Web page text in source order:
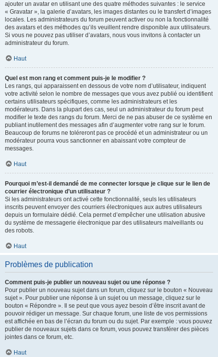
ajouter un avatar en utilisant une des quatre méthodes suivantes : le service
« Gravatar », la galerie d’avatars, les images distantes ou le transfert d’images
locales. Les administrateurs du forum peuvent activer ou non la fonctionnalité
des avatars et des méthodes qu’ils veuillent rendre disponible aux utilisateurs.
Si vous ne pouvez pas utiliser d’avatars, nous vous invitons à contacter un
administrateur du forum.
Haut
Quel est mon rang et comment puis-je le modifier ?
Les rangs, qui apparaissent en dessous de votre nom d’utilisateur, indiquent
votre activité selon le nombre de messages que vous avez publié ou identifient
certains utilisateurs spécifiques, comme les administrateurs et les
modérateurs. Dans la plupart des cas, seul un administrateur du forum peut
modifier le texte des rangs du forum. Merci de ne pas abuser de ce système en
publiant inutilement des messages afin d’augmenter votre rang sur le forum.
Beaucoup de forums ne toléreront pas ce procédé et un administrateur ou un
modérateur pourra vous sanctionner en abaissant votre compteur de
messages.
Haut
Pourquoi m’est-il demandé de me connecter lorsque je clique sur le lien de
courrier électronique d’un utilisateur ?
Si les administrateurs ont activé cette fonctionnalité, seuls les utilisateurs
inscrits peuvent envoyer des courriers électroniques aux autres utilisateurs
depuis un formulaire dédié. Cela permet d’empêcher une utilisation abusive
du système de messagerie électronique par des utilisateurs malveillants ou
des robots.
Haut
Problèmes de publication
Comment puis-je publier un nouveau sujet ou une réponse ?
Pour publier un nouveau sujet dans un forum, cliquez sur le bouton « Nouveau
sujet ». Pour publier une réponse à un sujet ou un message, cliquez sur le
bouton « Répondre ». Il se peut que vous ayez besoin d’être inscrit avant de
pouvoir rédiger un message. Sur chaque forum, une liste de vos permissions
est affichée en bas de l’écran du forum ou du sujet. Par exemple : vous pouvez
publier de nouveaux sujets dans ce forum, vous pouvez transférer des pièces
jointes dans ce forum, etc.
Haut